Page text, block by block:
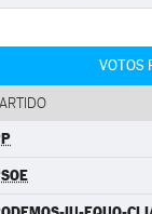
VOTOS